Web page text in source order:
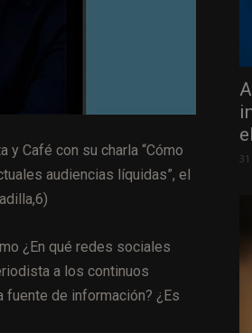
Café con su charla “Cómo
audiencias líquidas”, el
¿En qué redes sociales
a los continuos
de información? ¿Es